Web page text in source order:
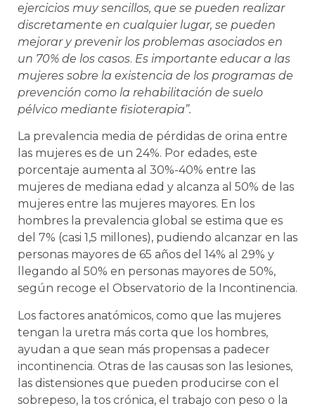
ejercicios muy sencillos, que se pueden realizar
discretamente en cualquier lugar, se pueden
mejorar y prevenir los problemas asociados en
un 70% de los casos. Es importante educar a las
mujeres sobre la existencia de los programas de
prevención como la rehabilitación de suelo
pélvico mediante fisioterapia”.
La prevalencia media de pérdidas de orina entre
las mujeres es de un 24%. Por edades, este
porcentaje aumenta al 30%-40% entre las
mujeres de mediana edad y alcanza al 50% de las
mujeres entre las mujeres mayores. En los
hombres la prevalencia global se estima que es
del 7% (casi 1,5 millones), pudiendo alcanzar en las
personas mayores de 65 años del 14% al 29% y
llegando al 50% en personas mayores de 50%,
según recoge el Observatorio de la Incontinencia.
Los factores anatómicos, como que las mujeres
tengan la uretra más corta que los hombres,
ayudan a que sean más propensas a padecer
incontinencia. Otras de las causas son las lesiones,
las distensiones que pueden producirse con el
sobrepeso, la tos crónica, el trabajo con peso o la